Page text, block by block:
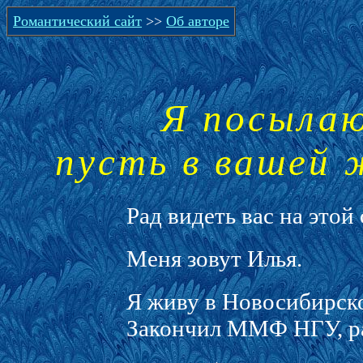
Романтический сайт >> Об авторе
Я
пусть в вашей
Рад видеть вас на
Меня зовут Илья.
Я живу в
Закончил ММФ НГУ,